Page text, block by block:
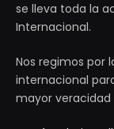
se lleva toda la
Internacional.
Nos regimos por
internacional
mayor veracidad